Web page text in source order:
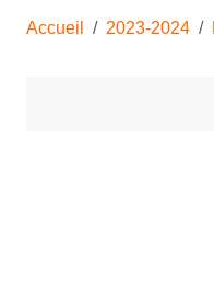
Accueil 2023-2024